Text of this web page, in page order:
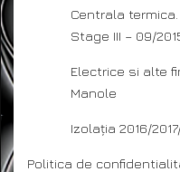
Centrala
Stage III – 09/
Electrice si alte
Manole
Izolația 2016/
Politica de